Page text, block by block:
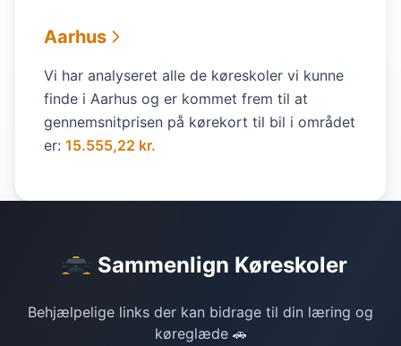
Aarhus
Vi har analyseret alle de køreskoler vi kunne
finde i Aarhus og er kommet frem til at
gennemsnitprisen på kørekort til bil i området
er: 15.555,22 kr.
Sammenlign Køreskoler
Behjælpelige links der kan bidrage til din læring og
køreglæde 🚗